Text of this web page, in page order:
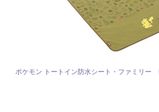
ポケモン トートイン防水シート・ファミリー